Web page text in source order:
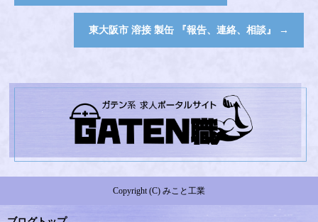
東大阪市 溶接 製缶 『報告、連絡、相談』 →
Copyright (C) みこと工業